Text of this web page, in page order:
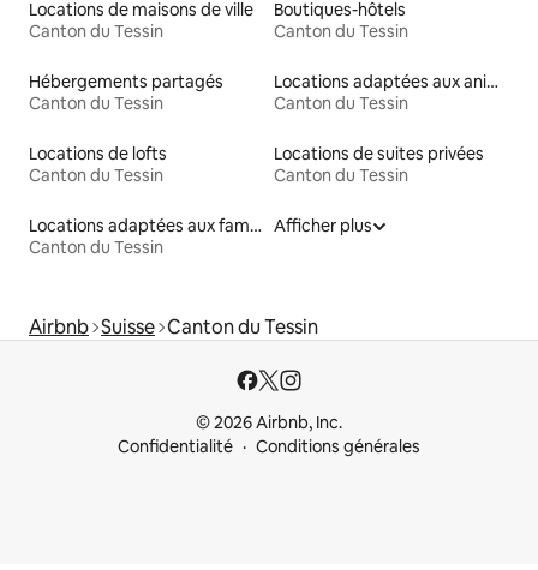
Locations de maisons de ville
Canton du Tessin
Boutiques-hôtels
Canton du Tessin
Hébergements partagés
Canton du Tessin
Locations adaptées aux animaux
Canton du Tessin
Locations de lofts
Canton du Tessin
Locations de suites privées
Canton du Tessin
Locations adaptées aux familles
Canton du Tessin
Afficher plus
Airbnb Suisse Canton du Tessin
© 2026 Airbnb, Inc.
Confidentialité
Conditions générales